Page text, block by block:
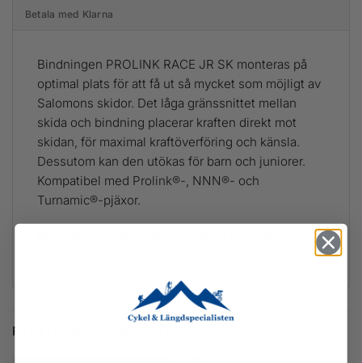
Betala med Klarna
Bindningen PROLINK RACE JR SK monteras på
optimal plats för att få ut så mycket som möjligt av
Salomons skidor. Det låga gränssnittet mellan
skida och bindning placerar kraften direkt mot
skidan, för maximal kraftöverföring och känsla.
Dessutom kan den utökas för barn och juniorer.
Kompatibel med Prolink®-, NNN®- och
Turnamic®-pjäxor.
RELATERADE PRODUKTER